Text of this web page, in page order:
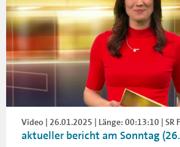
Video | 26.01.2025 | Länge: 00:13:10 | SR
aktueller bericht am Sonntag